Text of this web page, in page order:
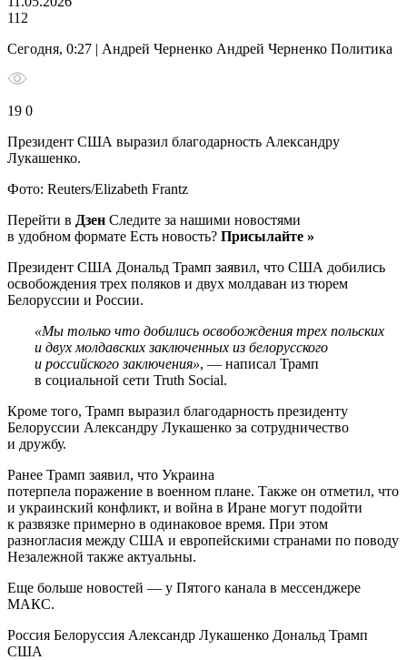
112
Сегодня, 0:27 | Андрей Черненко Андрей Черненко Политика
19 0
Президент США выразил благодарность Александру
Лукашенко.
Фото: Reuters/Elizabeth Frantz
Перейти в Дзен Следите за нашими новостями
в удобном формате Есть новость? Присылайте »
Президент США Дональд Трамп заявил, что США добились
освобождения трех поляков и двух молдаван из тюрем
Белоруссии и России.
«Мы только что добились освобождения трех польских
и двух молдавских заключенных из белорусского
и российского заключения», — написал Трамп
в социальной сети Truth Social.
Кроме того, Трамп выразил благодарность президенту
Белоруссии Александру Лукашенко за сотрудничество
и дружбу.
Ранее Трамп заявил, что Украина
потерпела поражение в военном плане. Также он отметил, что
и украинский конфликт, и война в Иране могут подойти
к развязке примерно в одинаковое время. При этом
разногласия между США и европейскими странами по поводу
Незалежной также актуальны.
Еще больше новостей — у Пятого канала в мессенджере
МАКС.
Россия Белоруссия Александр Лукашенко Дональд Трамп
США